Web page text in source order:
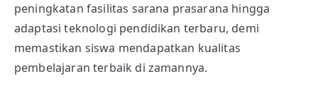
peningkatan fasilitas sarana prasarana hingga
adaptasi teknologi pendidikan terbaru, demi
memastikan siswa mendapatkan kualitas
pembelajaran terbaik di zamannya.